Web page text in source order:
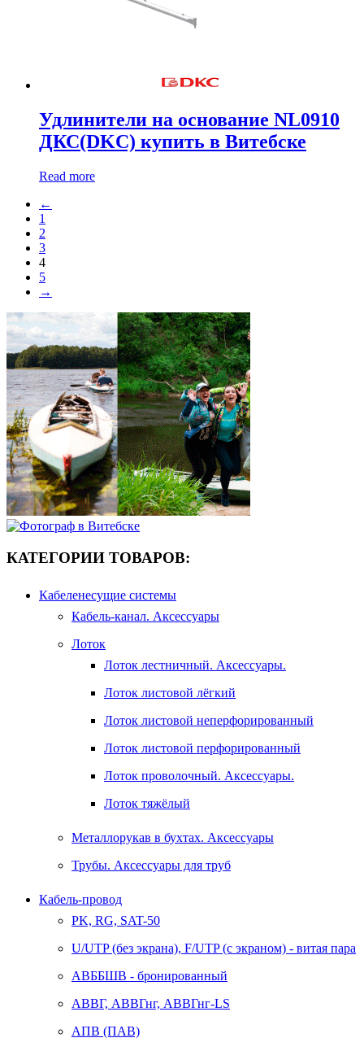
Удлинители на основание NL0910
ДКС(DKC) купить в Витебске
Read more
←
1
2
3
4
5
→
КАТЕГОРИИ ТОВАРОВ:
Кабеленесущие системы
Кабель-канал. Аксессуары
Лоток
Лоток лестничный. Аксессуары.
Лоток листовой лёгкий
Лоток листовой неперфорированный
Лоток листовой перфорированный
Лоток проволочный. Аксессуары.
Лоток тяжёлый
Металлорукав в бухтах. Аксессуары
Трубы. Аксессуары для труб
Кабель-провод
PK, RG, SAT-50
U/UTP (без экрана), F/UTP (с экраном) - витая пара
АВББШВ - бронированный
АВВГ, АВВГнг, АВВГнг-LS
АПВ (ПАВ)